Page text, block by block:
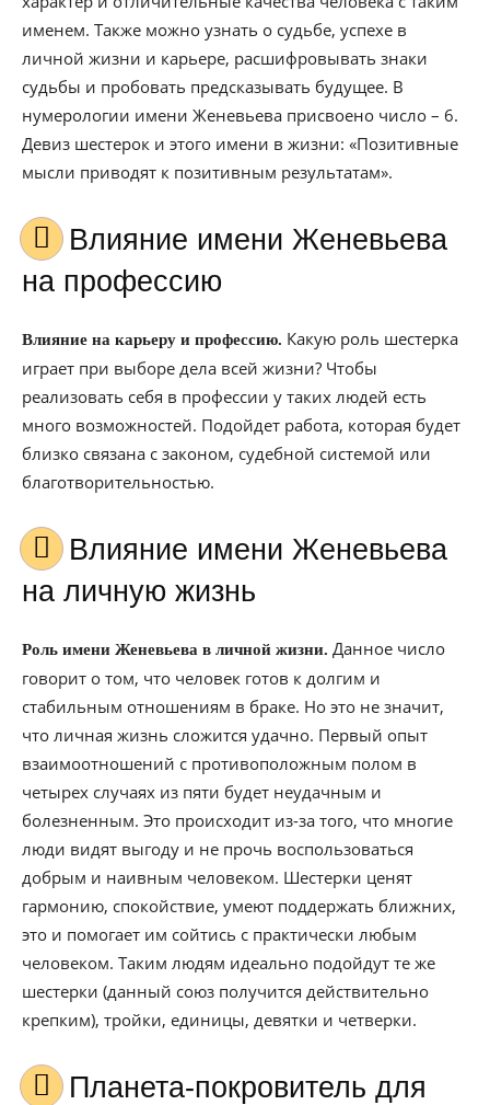
именем. Также можно узнать о судьбе, успехе в
личной жизни и карьере, расшифровывать знаки
судьбы и пробовать предсказывать будущее. В
нумерологии имени Женевьева присвоено число – 6.
Девиз шестерок и этого имени в жизни: «Позитивные
мысли приводят к позитивным результатам».
Влияние имени Женевьева
на профессию
Влияние на карьеру и профессию. Какую роль шестерка
играет при выборе дела всей жизни? Чтобы
реализовать себя в профессии у таких людей есть
много возможностей. Подойдет работа, которая будет
близко связана с законом, судебной системой или
благотворительностью.
Влияние имени Женевьева
на личную жизнь
Роль имени Женевьева в личной жизни. Данное число
говорит о том, что человек готов к долгим и
стабильным отношениям в браке. Но это не значит,
что личная жизнь сложится удачно. Первый опыт
взаимоотношений с противоположным полом в
четырех случаях из пяти будет неудачным и
болезненным. Это происходит из-за того, что многие
люди видят выгоду и не прочь воспользоваться
добрым и наивным человеком. Шестерки ценят
гармонию, спокойствие, умеют поддержать ближних,
это и помогает им сойтись с практически любым
человеком. Таким людям идеально подойдут те же
шестерки (данный союз получится действительно
крепким), тройки, единицы, девятки и четверки.
Планета-покровитель для